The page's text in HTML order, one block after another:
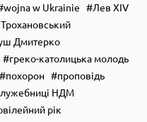
wojna w Ukrainie
Лев XIV
Дмитерко
греко-католицька молодь
похорон
проповідь
НДМ
рік